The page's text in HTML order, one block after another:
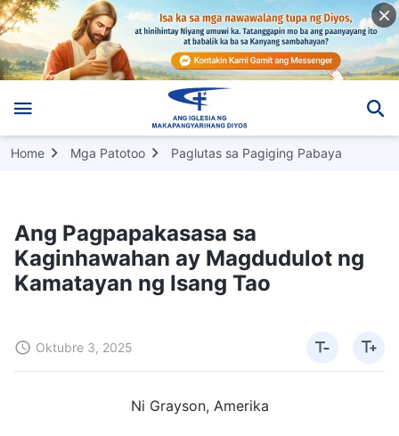
Home Mga Patotoo Paglutas sa Pagiging Pabaya
Ang Pagpapakasasa sa
Kaginhawahan ay Magdudulot ng
Kamatayan ng Isang Tao
Oktubre 3, 2025
Ni Grayson, Amerika